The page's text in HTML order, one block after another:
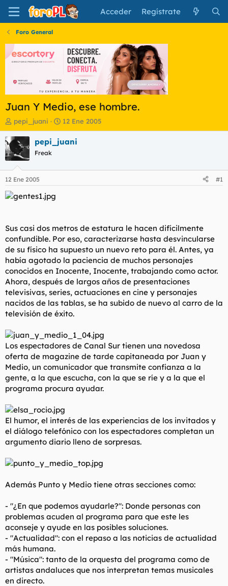
Acceder Regístrate
Foro General
Juan Y Medio, ese hombre.
I
n
i
c
i
a
d
o
r
d
t
e
m
a
pepi_juani
F
e
c
i
o
12 Ene 2005
pepi_juani
Freak
12 Ene 2005 #1
Sus casi dos metros de estatura le hacen difícilmente
confundible. Por eso, caracterizarse hasta desvincularse
de su físico ha supuesto un nuevo reto para él. Antes, ya
había agotado la paciencia de muchos personajes
conocidos en Inocente, Inocente, trabajando como actor.
Ahora, después de largos años de presentaciones
televisivas, series, actuaciones en cine y personajes
nacidos de las tablas, se ha subido de nuevo al carro de la
televisión de éxito.
Los espectadores de Canal Sur tienen una novedosa
oferta de magazine de tarde capitaneada por Juan y
Medio, un comunicador que transmite confianza a la
gente, a la que escucha, con la que se ríe y a la que el
programa procura ayudar.
El humor, el interés de las experiencias de los invitados y
el diálogo telefónico con los espectadores completan un
argumento diario lleno de sorpresas.
Además Punto y Medio tiene otras secciones como:
- "¿En que podemos ayudarle?": Donde personas con
problemas acuden al programa para que este les
aconseje y ayude en las posibles soluciones.
- "Actualidad": con el repaso a las noticias de actualidad
más humana.
- "Música": tanto de la orquesta del programa como de
artistas andaluces que nos interpretan temas musicales
en directo.